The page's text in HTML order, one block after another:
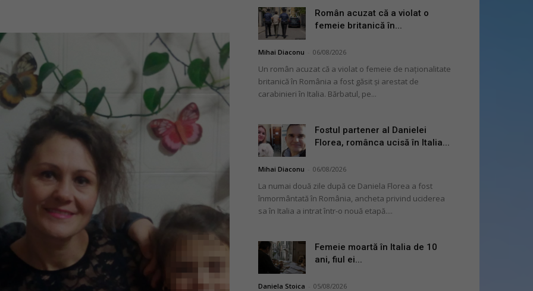
Român acuzat că a violat o
femeie britanică în...
Mihai Diaconu 06/08/2026
Un român acuzat că a violat o femeie de naționalitate
britanică în România a fost găsit și arestat de
carabinieri în Italia. Bărbatul, pe...
Fostul partener al Danielei
Florea, românca ucisă în Italia...
Mihai Diaconu 06/08/2026
La numai două zile după ce Daniela Florea a fost
înmormântată în România, ancheta privind uciderea
sa în Italia a intrat într-o nouă etapă....
Femeie moartă în Italia de 10
ani, fiul ei...
Daniela Stoica 05/08/2026